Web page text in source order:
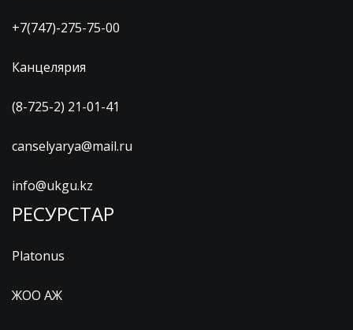
+7(747)-275-75-00
Канцелярия
(8-725-2) 21-01-41
canselyarya@mail.ru
info@ukgu.kz
РЕСУРСТАР
Platonus
ЖОО АЖ